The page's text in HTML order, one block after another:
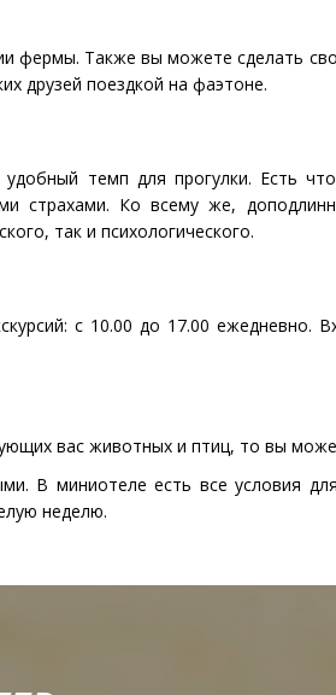
фермы. Также вы можете сделать
друзей поездкой на фаэтоне.
темп для прогулки. Есть
страхами. Ко всему же,
так и психологического.
с 10.00 до 17.00 ежедневно.
вас животных и птиц, то вы
В миниотеле есть все условия
неделю.